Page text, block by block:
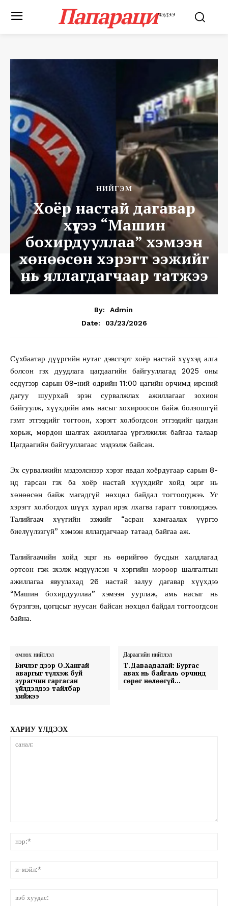
ПапарациМЭДЭЭ
НИЙГЭМ
Хоёр настай дагавар
хүүгээ “Машин
бохирдууллаа” хэмээн
хөнөөсөн хэрэгт ээжийг
нь яллагдагчаар татжээ
By:
Admin
Date:
03/23/2026
Сүхбаатар дүүргийн нутаг дэвсгэрт хоёр настай хүүхэд алга
болсон гэх дуудлага цагдаагийн байгууллагад 2025 оны
есдүгээр сарын 09-ний өдрийн 11:00 цагийн орчимд ирсний
дагуу шуурхай эрэн сурвалжлах ажиллагааг зохион
байгуулж, хүүхдийн амь насыг хохироосон байж болзошгүй
гэмт этгээдийг тогтоон, хэрэгт холбогдсон этгээдийг цагдан
хорьж, мөрдөн шалгах ажиллагаа үргэлжилж байгаа талаар
Цагдаагийн байгууллагаас мэдээлж байсан.
Эх сурвалжийн мэдээлснээр хэрэг явдал хоёрдугаар сарын 8-
нд гарсан гэх ба хоёр настай хүүхдийг хойд эцэг нь
хөнөөсөн байж магадгүй нөхцөл байдал тогтоогджээ. Уг
хэрэгт холбогдох шүүх хурал ирэх лхагва гарагт товлогджээ.
Талийгаач хүүгийн ээжийг “асран хамгаалах үүргээ
биелүүлээгүй” хэмээн яллагдагчаар татаад байгаа аж.
Талийгаачийн хойд эцэг нь өөрийгөө бусдын халдлагад
өртсөн гэж эхэлж мэдүүлсэн ч хэргийн мөрөөр шалгалтын
ажиллагаа явуулахад 26 настай залуу дагавар хүүхдээ
“Машин бохирдууллаа” хэмээн уурлаж, амь насыг нь
бүрэлгэн, цогцсыг нуусан байсан нөхцөл байдал тогтоогдсон
байна.
өмнөх нийтлэл
Бичлэг дээр О.Хангай
аваргыг түлхэж буй
зурагчин гаргасан
үйлдэлдээ тайлбар
хийжээ
Дараагийн нийтлэл
Т.Даваадалай: Бургас
авах нь байгаль орчинд
сөрөг нөлөөгүй…
ХАРИУ ҮЛДЭЭХ